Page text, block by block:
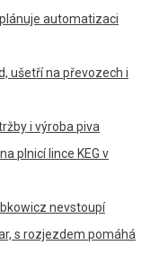
automatizaci
ušetří na převozech i
i výroba piva
plnicí lince KEG v
nevstoupí
s rozjezdem pomáhá